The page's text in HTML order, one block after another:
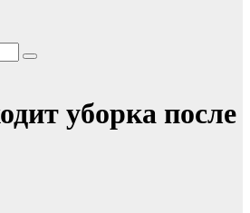
уборка после